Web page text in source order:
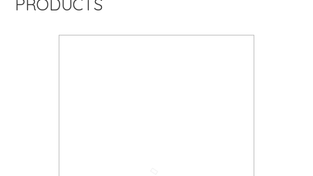
PRODUCTS